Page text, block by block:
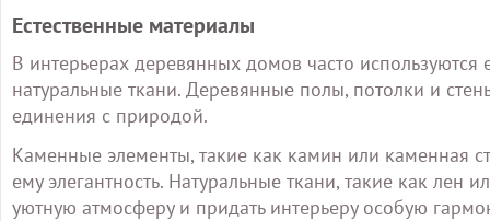
Естественные материалы
В интерьерах деревянных домов часто
натуральные ткани. Деревянные полы, потолки и
единения с природой.
Каменные элементы, такие как камин или каменная
ему элегантность. Натуральные ткани, такие как лен
уютную атмосферу и придать интерьеру особую